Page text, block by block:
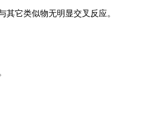
其它类似物无明显交叉反应。